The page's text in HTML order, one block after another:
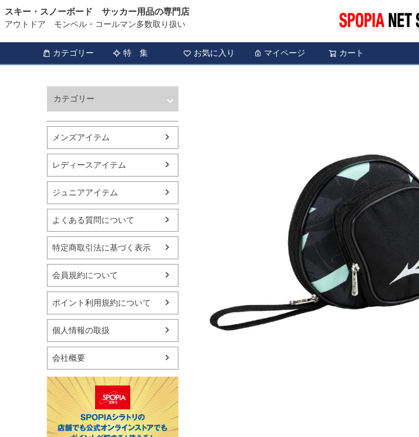
スキー・スノーボード サッカー用品の専門店
アウトドア モンベル・コールマン多数取り扱い
カテゴリー 特 集 お気に入り マイページ カート
カテゴリー
バスケットボール
シューズ
ランニング用品
スポーツアパレル
テニス
バレーボール
フィットネス用品
スイミング用品
マリン
スケートボード
野球・ソフトボール
ゴルフ
卓球用品
バッグ・サングラス
ハンドボール用品
ラグビー用品
グランドゴルフ
メンズアイテム
レディースアイテム
ジュニアアイテム
よくある質問について
特定商取引法に基づく表示
会員規約について
ポイント利用規約について
個人情報の取扱
会社概要